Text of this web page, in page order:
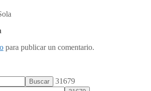
para publicar un comentario.
31679